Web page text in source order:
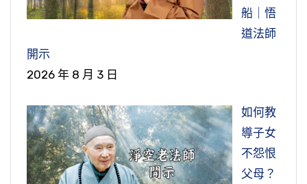
船｜悟
道法師
開示
2026 年 8 月 3 日
如何教
導子女
不怨恨
父母？